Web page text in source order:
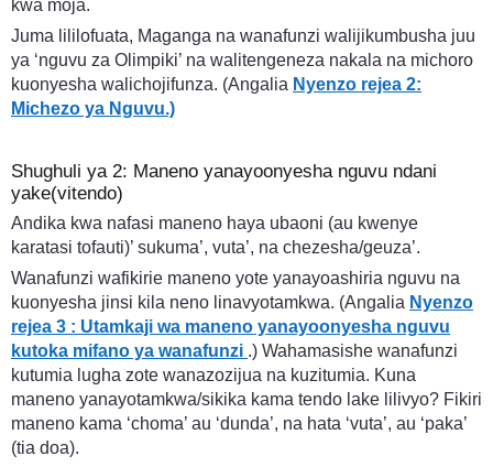
kwa moja.
Juma lililofuata, Maganga na wanafunzi walijikumbusha juu
ya ‘nguvu za Olimpiki’ na walitengeneza nakala na michoro
kuonyesha walichojifunza. (Angalia Nyenzo rejea 2:
Michezo ya Nguvu.)
Shughuli ya 2: Maneno yanayoonyesha nguvu ndani
yake(vitendo)
Andika kwa nafasi maneno haya ubaoni (au kwenye
karatasi tofauti)’ sukuma’, vuta’, na chezesha/geuza’.
Wanafunzi wafikirie maneno yote yanayoashiria nguvu na
kuonyesha jinsi kila neno linavyotamkwa. (Angalia Nyenzo
rejea 3 : Utamkaji wa maneno yanayoonyesha nguvu
kutoka mifano ya wanafunzi .) Wahamasishe wanafunzi
kutumia lugha zote wanazozijua na kuzitumia. Kuna
maneno yanayotamkwa/sikika kama tendo lake lilivyo? Fikiri
maneno kama ‘choma’ au ‘dunda’, na hata ‘vuta’, au ‘paka’
(tia doa).